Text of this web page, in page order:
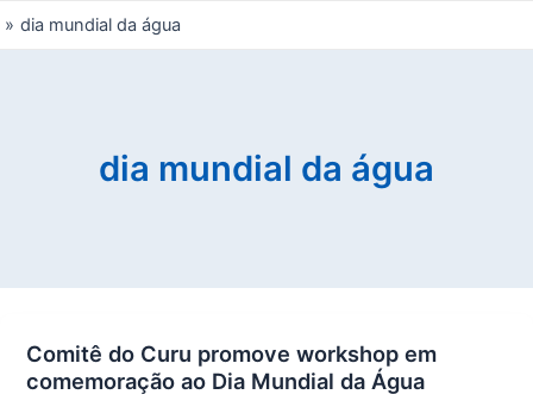
dia mundial da água
dia mundial da água
Comitê do Curu promove workshop em
comemoração ao Dia Mundial da Água